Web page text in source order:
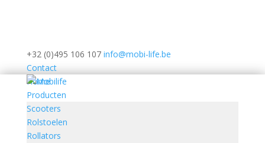
+32 (0)495 106 107 info@mobi-life.be
Contact
Home
Producten
Scooters
Rolstoelen
Rollators